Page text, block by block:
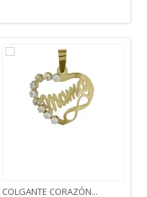
COLGANTE CORAZÓN...